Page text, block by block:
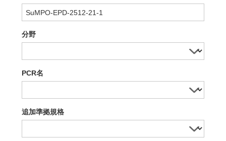
分野
PCR名
追加準拠規格